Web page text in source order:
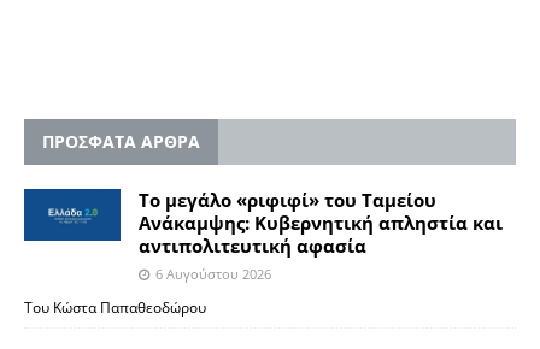
ΠΡΟΣΦΑΤΑ ΑΡΘΡΑ
Το μεγάλο «ριφιφί» του Ταμείου
Ανάκαμψης: Κυβερνητική απληστία και
αντιπολιτευτική αφασία
6 Αυγούστου 2026
Του Κώστα Παπαθεοδώρου